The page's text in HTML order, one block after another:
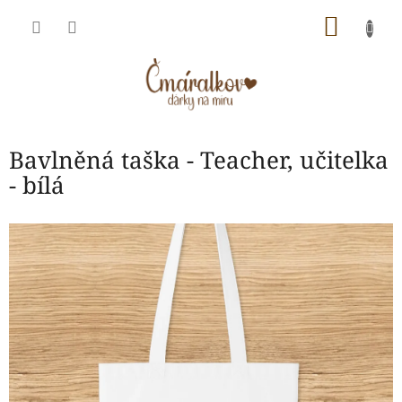
Bavlněná taška - Teacher, učitelka
- bílá